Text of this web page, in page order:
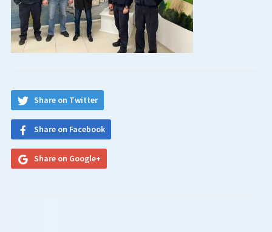
Share on Twitter
Share on Facebook
Share on Google+